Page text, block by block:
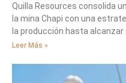
Quilla Resources consolida
la mina Chapi con una
la producción hasta alcanzar
Leer Más »